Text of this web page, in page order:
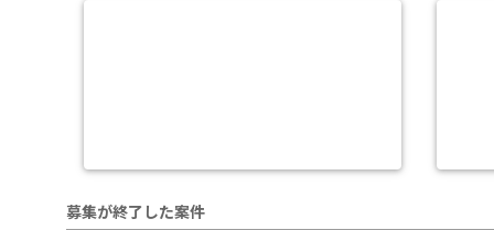
募集が終了した案件